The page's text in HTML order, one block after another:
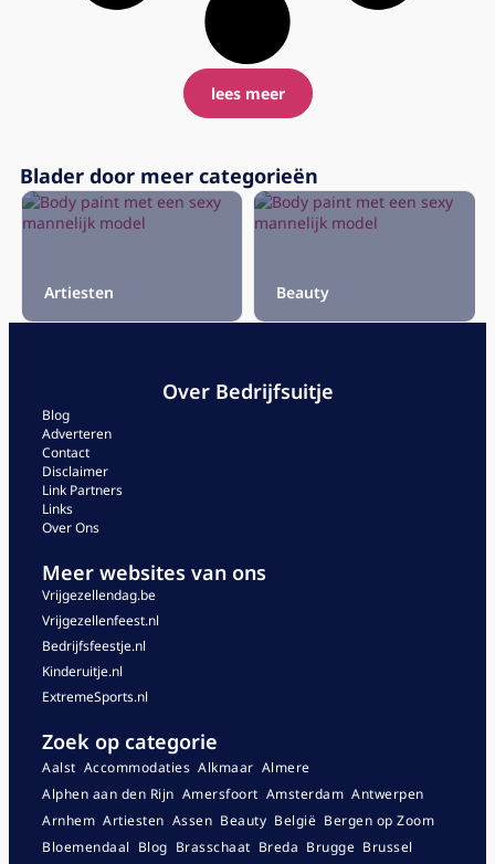
lees meer
Blader door meer categorieën
Artiesten Beauty
Over Bedrijfsuitje
Blog
Adverteren
Contact
Disclaimer
Link Partners
Links
Over Ons
Meer websites van ons
Vrijgezellendag.be
Vrijgezellenfeest.nl
Bedrijfsfeestje.nl
Kinderuitje.nl
ExtremeSports.nl
Zoek op categorie
Aalst Accommodaties Alkmaar Almere
Alphen aan den Rijn Amersfoort Amsterdam Antwerpen
Arnhem Artiesten Assen Beauty België Bergen op Zoom
Bloemendaal Blog Brasschaat Breda Brugge Brussel